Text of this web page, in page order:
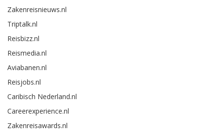
Zakenreisnieuws.nl
Triptalk.nl
Reisbizz.nl
Reismedia.nl
Aviabanen.nl
Reisjobs.nl
Caribisch Nederland.nl
Careerexperience.nl
Zakenreisawards.nl